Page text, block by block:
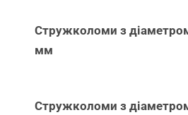
Стружколоми з
мм
Стружколоми з